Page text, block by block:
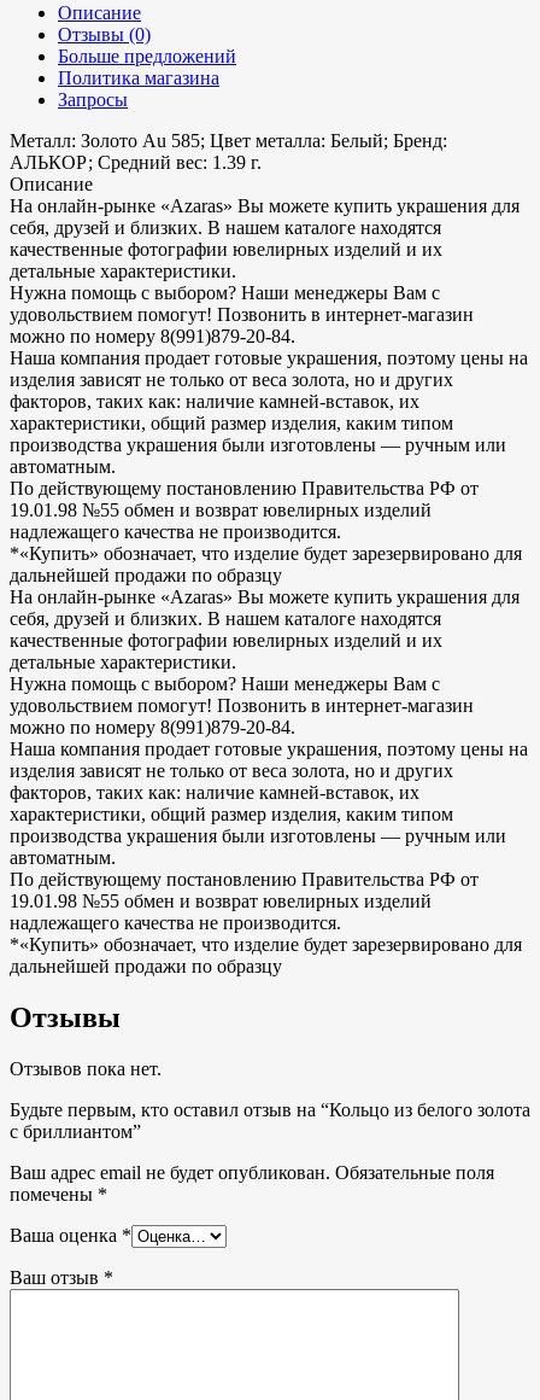
Описание
Отзывы (0)
Больше предложений
Политика магазина
Запросы
Металл: Золото Au 585; Цвет металла: Белый; Бренд:
АЛЬКОР; Средний вес: 1.39 г.
Описание
На онлайн-рынке «Azaras» Вы можете купить украшения для
себя, друзей и близких. В нашем каталоге находятся
качественные фотографии ювелирных изделий и их
детальные характеристики.
Нужна помощь с выбором? Наши менеджеры Вам с
удовольствием помогут! Позвонить в интернет-магазин
можно по номеру 8(991)879-20-84.
Наша компания продает готовые украшения, поэтому цены на
изделия зависят не только от веса золота, но и других
факторов, таких как: наличие камней-вставок, их
характеристики, общий размер изделия, каким типом
производства украшения были изготовлены — ручным или
автоматным.
По действующему постановлению Правительства РФ от
19.01.98 №55 обмен и возврат ювелирных изделий
надлежащего качества не производится.
*«Купить» обозначает, что изделие будет зарезервировано для
дальнейшей продажи по образцу
На онлайн-рынке «Azaras» Вы можете купить украшения для
себя, друзей и близких. В нашем каталоге находятся
качественные фотографии ювелирных изделий и их
детальные характеристики.
Нужна помощь с выбором? Наши менеджеры Вам с
удовольствием помогут! Позвонить в интернет-магазин
можно по номеру 8(991)879-20-84.
Наша компания продает готовые украшения, поэтому цены на
изделия зависят не только от веса золота, но и других
факторов, таких как: наличие камней-вставок, их
характеристики, общий размер изделия, каким типом
производства украшения были изготовлены — ручным или
автоматным.
По действующему постановлению Правительства РФ от
19.01.98 №55 обмен и возврат ювелирных изделий
надлежащего качества не производится.
*«Купить» обозначает, что изделие будет зарезервировано для
дальнейшей продажи по образцу
Отзывы
Отзывов пока нет.
Будьте первым, кто оставил отзыв на “Кольцо из белого золота
с бриллиантом”
Ваш адрес email не будет опубликован. Обязательные поля
помечены *
Ваша оценка *
Ваш отзыв *